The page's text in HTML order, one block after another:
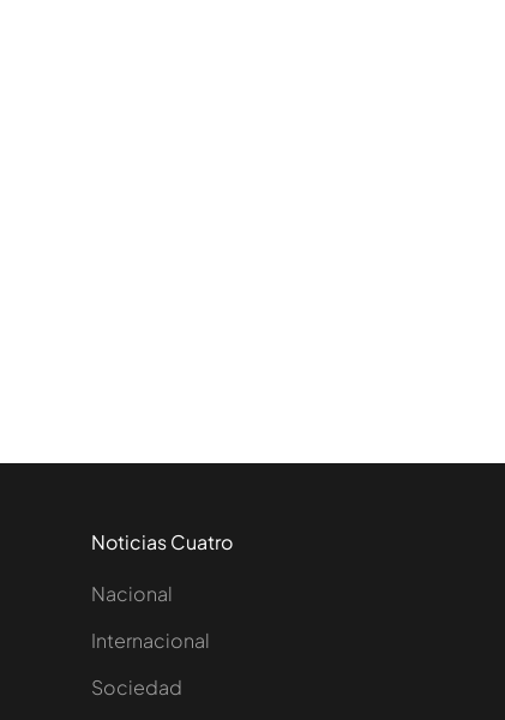
Noticias Cuatro
Nacional
Internacional
Sociedad